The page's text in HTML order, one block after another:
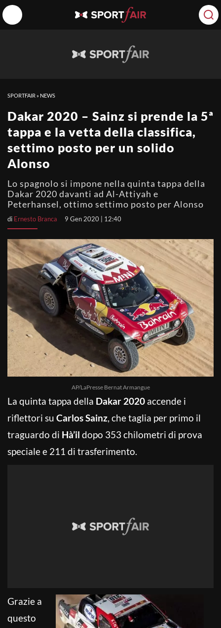
SPORTFAIR » NEWS
Dakar 2020 – Sainz si prende la 5ª
tappa e la vetta della classifica,
settimo posto per un solido
Alonso
Lo spagnolo si impone nella quinta tappa della
Dakar 2020 davanti ad Al-Attiyah e
Peterhansel, ottimo settimo posto per Alonso
di Ernesto Branca 9 Gen 2020 | 12:40
AP/LaPresse Bernat Armangue
La quinta tappa della Dakar 2020 accende i
riflettori su Carlos Sainz, che taglia per primo il
traguardo di Hà’il dopo 353 chilometri di prova
speciale e 211 di trasferimento.
Grazie a
questo